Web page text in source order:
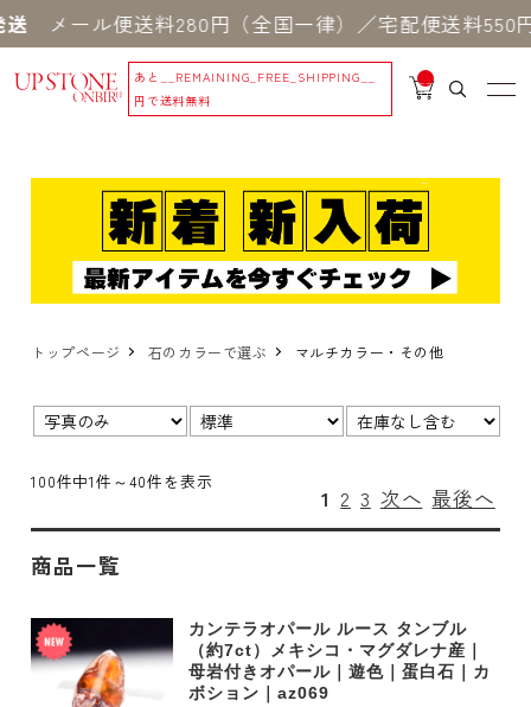
ル便送料280円（全国一律）／宅配便送料550円
あと
__REMAINING_FREE_SHIPPING__
円で送料無料
__
IT
_
トップページ 石のカラーで選ぶ マルチカラー・その他
100件中1件～40件を表示
1 2 3 次へ 最後へ
商品一覧
カンテラオパール ルース タンブル
（約7ct）メキシコ・マグダレナ産｜
母岩付きオパール｜遊色｜蛋白石｜カ
ボション｜az069